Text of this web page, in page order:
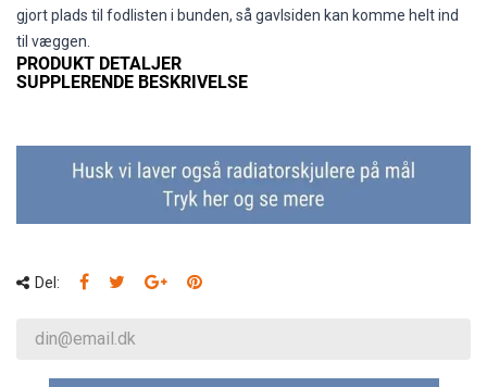
gjort plads til fodlisten i bunden, så gavlsiden kan komme helt ind
til væggen.
PRODUKT DETALJER
SUPPLERENDE BESKRIVELSE
Del: